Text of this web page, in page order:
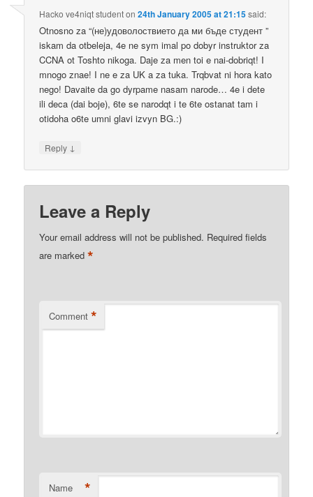
Hacko ve4niqt studenton24th January 2005 at 21:15said:
Otnosno za “(не)удоволоствието да ми бъде студент ”
iskam da otbeleja, 4e ne sym imal po dobyr instruktor za
CCNA ot Toshto nikoga. Daje za men toi e nai-dobriqt! I
mnogo znae! I ne e za UK a za tuka. Trqbvat ni hora kato
nego! Davaite da go dyrpame nasam narode… 4e i dete
ili deca (dai boje), 6te se narodqt i te 6te ostanat tam i
otidoha o6te umni glavi izvyn BG.:)
Reply ↓
Leave a Reply
Your email address will not be published. Required fields
are marked*
Comment *
Name *